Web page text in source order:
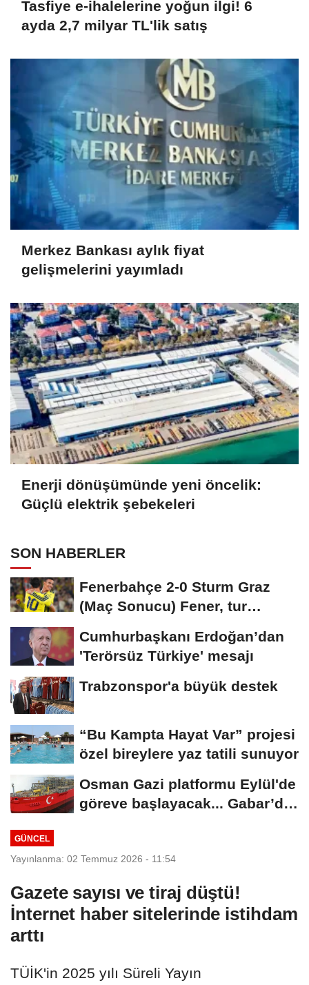
Tasfiye e-ihalelerine yoğun ilgi! 6
ayda 2,7 milyar TL'lik satış
Merkez Bankası aylık fiyat
gelişmelerini yayımladı
Enerji dönüşümünde yeni öncelik:
Güçlü elektrik şebekeleri
SON HABERLER
Fenerbahçe 2-0 Sturm Graz
(Maç Sonucu) Fener, tur
Cumhurbaşkanı Erdoğan’dan
'Terörsüz Türkiye' mesajı
Trabzonspor'a büyük destek
“Bu Kampta Hayat Var” projesi
özel bireylere yaz tatili sunuyor
Osman Gazi platformu Eylül'de
göreve başlayacak... Gabar’da
GÜNCEL
Yayınlanma: 02 Temmuz 2026 - 11:54
Gazete sayısı ve tiraj düştü!
İnternet haber sitelerinde istihdam
arttı
TÜİK'in 2025 yılı Süreli Yayın